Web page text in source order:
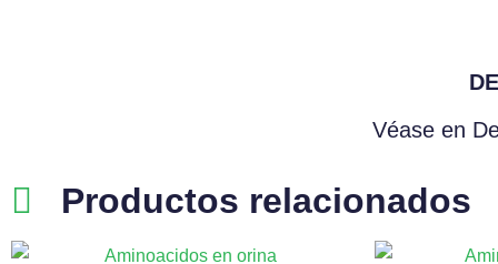
Véase en
Productos relacionados